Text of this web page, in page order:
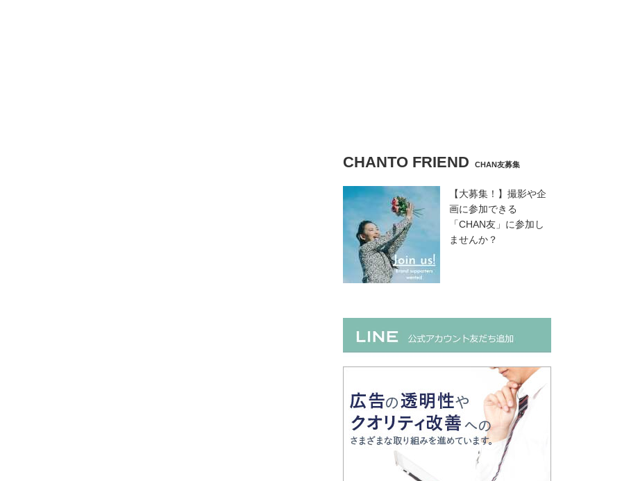
CHANTO FRIEND CHAN友募集
【大募集！】撮影や企
画に参加できる
「CHAN友」に参加し
ませんか？